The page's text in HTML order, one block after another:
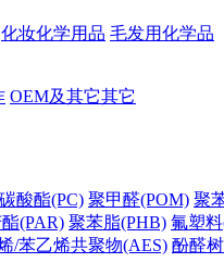
化妆化学用品 毛发用化学品
OEM及其它其它
酸酯(PC) 聚甲醛(POM) 聚
(PAR) 聚苯脂(PHB) 氟塑
/苯乙烯共聚物(AES) 酚醛